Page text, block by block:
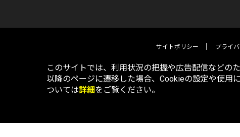
サイトポリシー プライ
このサイトでは、利用状況の把握や広告配信などの
以降のページに遷移した場合、Cookieの設定や使用
ついては詳細をご覧ください。